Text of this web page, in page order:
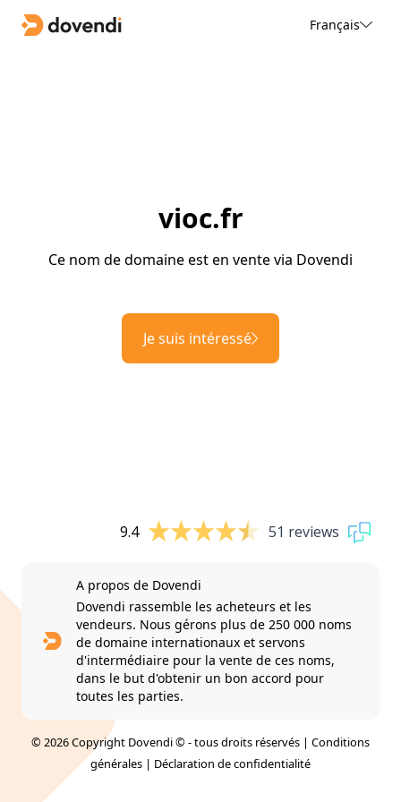
Français
vioc.fr
Ce nom de domaine est en vente via Dovendi
Je suis intéressé
9.4 51 reviews
A propos de Dovendi
Dovendi rassemble les acheteurs et les
vendeurs. Nous gérons plus de 250 000 noms
de domaine internationaux et servons
d'intermédiaire pour la vente de ces noms,
dans le but d'obtenir un bon accord pour
toutes les parties.
© 2026 Copyright Dovendi © - tous droits réservés | Conditions
générales | Déclaration de confidentialité